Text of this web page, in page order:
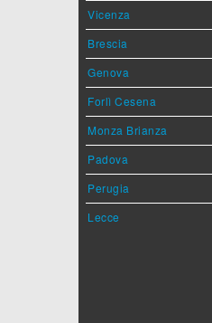
Vicenza
Brescia
Genova
Forlì Cesena
Monza Brianza
Padova
Perugia
Lecce